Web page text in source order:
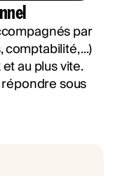
par
...)
au plus vite.
sous